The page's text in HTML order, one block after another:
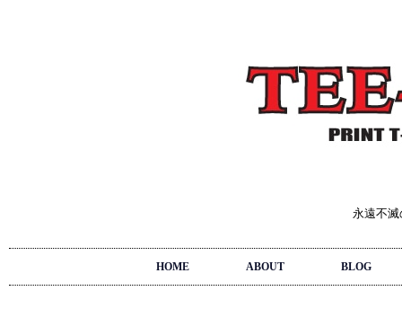
永遠不
HOME ABOUT BLOG